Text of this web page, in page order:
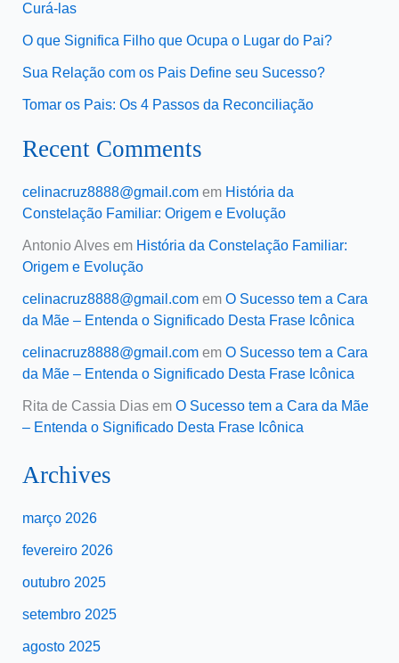
Curá-las
O que Significa Filho que Ocupa o Lugar do Pai?
Sua Relação com os Pais Define seu Sucesso?
Tomar os Pais: Os 4 Passos da Reconciliação
Recent Comments
celinacruz8888@gmail.comem História da
Constelação Familiar: Origem e Evolução
Antonio Alvesem História da Constelação Familiar:
Origem e Evolução
celinacruz8888@gmail.comem O Sucesso tem a Cara
da Mãe – Entenda o Significado Desta Frase Icônica
celinacruz8888@gmail.comem O Sucesso tem a Cara
da Mãe – Entenda o Significado Desta Frase Icônica
Rita de Cassia Diasem O Sucesso tem a Cara da Mãe
– Entenda o Significado Desta Frase Icônica
Archives
março 2026
fevereiro 2026
outubro 2025
setembro 2025
agosto 2025